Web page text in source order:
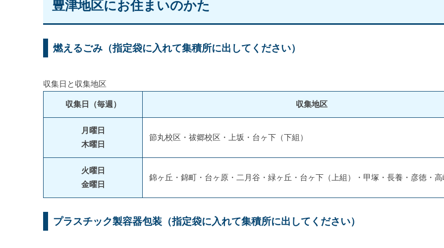
豊津地区にお住まいのかた
燃えるごみ（指定袋に入れて集積所に出してください）
収集日と収集地区
収集日（毎週） 収集地区
月曜日
木曜日
節丸校区・祓郷校区・上坂・台ヶ下（下組）
火曜日
金曜日
錦ヶ丘・錦町・台ヶ原・二月谷・緑ヶ丘・台ヶ下（上組）・甲塚・長養・彦徳・
プラスチック製容器包装（指定袋に入れて集積所に出してください）